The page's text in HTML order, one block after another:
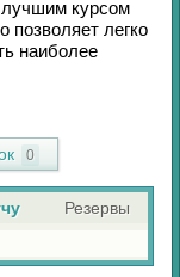
курсом
легко
наиболее
0
Резервы